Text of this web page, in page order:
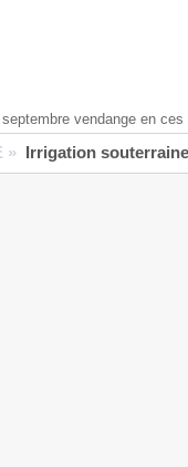
vendange en
» Irrigation